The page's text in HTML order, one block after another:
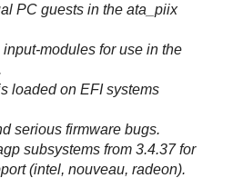
PC guests in the ata_piix
modules for use in the
loaded on EFI systems
serious firmware bugs.
subsystems from 3.4.37 for
(intel, nouveau, radeon).